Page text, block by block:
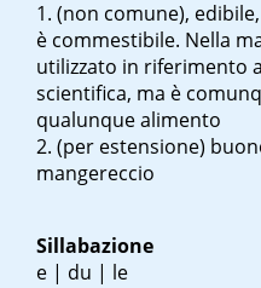
(non comune),
è commestibile. Nella
utilizzato in riferimento
scientifica, ma è
qualunque alimento
(per estensione)
mangereccio
Sillabazione
e | du | le